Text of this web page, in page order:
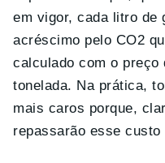
em vigor, cada litro de
acréscimo pelo CO2
calculado com o preço
tonelada. Na prática,
mais caros porque,
repassarão esse custo